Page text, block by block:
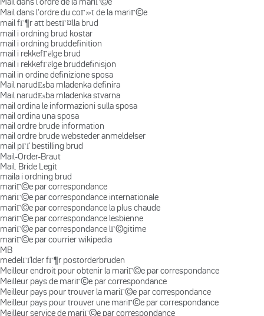
Mail dans l'ordre du coГ»t de la mariГ©e
mail fГ¶r att bestГ¤lla brud
mail i ordning brud kostar
mail i ordning bruddefinition
mail i rekkefГёlge brud
mail i rekkefГёlge bruddefinisjon
mail in ordine definizione sposa
Mail narudЕѕba mladenka definira
Mail narudЕѕba mladenka stvarna
mail ordina le informazioni sulla sposa
mail ordina una sposa
mail ordre brude information
mail ordre brude websteder anmeldelser
mail pГҐ bestilling brud
Mail-Order-Braut
Mail. Bride Legit
maila i ordning brud
mariГ©e par correspondance
mariГ©e par correspondance internationale
mariГ©e par correspondance la plus chaude
mariГ©e par correspondance lesbienne
mariГ©e par correspondance lГ©gitime
mariГ©e par courrier wikipedia
MB
medelГҐlder fГ¶r postorderbruden
Meilleur endroit pour obtenir la mariГ©e par correspondance
Meilleur pays de mariГ©e par correspondance
Meilleur pays pour trouver la mariГ©e par correspondance
Meilleur pays pour trouver une mariГ©e par correspondance
Meilleur service de mariГ©e par correspondance